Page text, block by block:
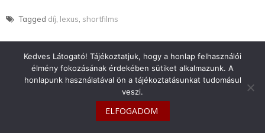
Tagged díj lexus shortfilms
info@toyotaclub.hu
Copyright © 2026Toyota Klub Magyarország
Kedves Látogató! Tájékoztatjuk, hogy a honlap felhasználói
élmény fokozásának érdekében sütiket alkalmazunk. A
honlapunk használatával ön a tájékoztatásunkat tudomásul
veszi.
ELFOGADOM